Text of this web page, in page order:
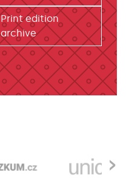
Print edition
archive
›